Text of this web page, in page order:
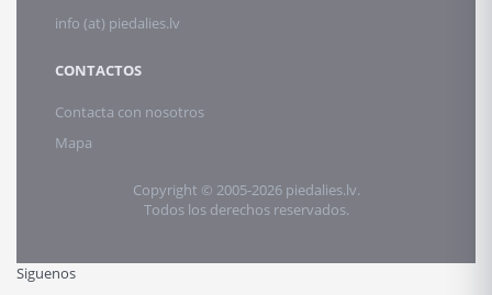
info (at) piedalies.lv
CONTACTOS
Contacta con nosotros
Mapa
Copyright © 2005-2026 piedalies.lv.
Todos los derechos reservados.
Siguenos